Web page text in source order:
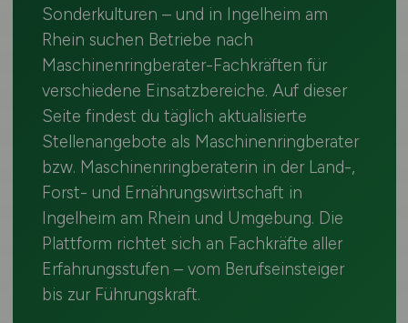
Sonderkulturen – und in Ingelheim am
Rhein suchen Betriebe nach
Maschinenringberater-Fachkräften für
verschiedene Einsatzbereiche. Auf dieser
Seite findest du täglich aktualisierte
Stellenangebote als Maschinenringberater
bzw. Maschinenringberaterin in der Land-,
Forst- und Ernährungswirtschaft in
Ingelheim am Rhein und Umgebung. Die
Plattform richtet sich an Fachkräfte aller
Erfahrungsstufen – vom Berufseinsteiger
bis zur Führungskraft.